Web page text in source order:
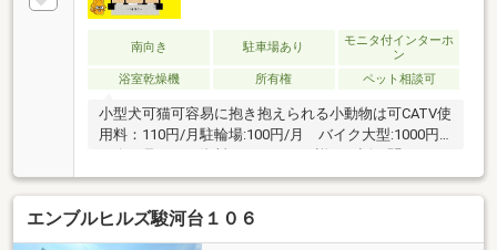
南向き 駐車場あり
モニタ付インターホ
ン
浴室乾燥機
所有権 ペット相談可
小型犬可猫可容易に抱き抱えられる小動物は可CATV使
用料：110円/月駐輪場:100円/月 バイク大型:1000円/
い…何でもご相談ください♪〇●ご見学・ご相談コース●
〇（1）サクッと物件見学のみ（30分～）（2）ご希望
条件のご相談（60分～）（3）資金計画・住宅ローン
のご相談（60分～）メールでのご対応、HPからの資料
エンブルヒルズ駿河台１０６